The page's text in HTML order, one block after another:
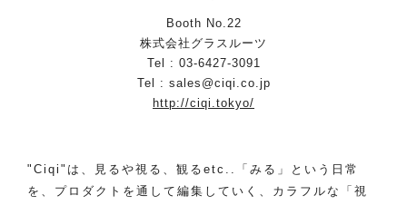
Booth No.22
株式会社グラスルーツ
Tel : 03-6427-3091
Tel : sales@ciqi.co.jp
http://ciqi.tokyo/
"Ciqi"は、見るや視る、観るetc..「みる」という日常
を、プロダクトを通して編集していく、カラフルな「視